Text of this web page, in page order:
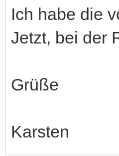
Ich habe die
Jetzt, bei der
Grüße
Karsten